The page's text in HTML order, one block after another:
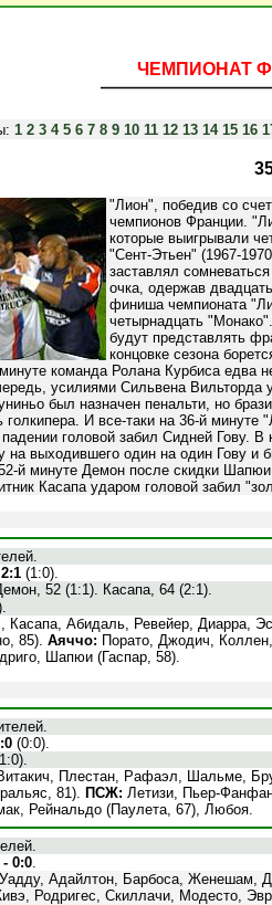
ЧЕМПИОНАТ
1 2 3 4 5 6 7 8 9 10 11 12 13 14 15 16
"Лион", победив со
чемпионов Франции.
которые выигрывали
"Сент-Этьен" (1967-
заставлял
очка, одержав
финиша чемпионата
четырнадцать
будут представлять
концовке сезона
команда Ролана Курбиса едва
усилиями Сильвена Вильторда
был назначен пенальти, но
голкипера. И все-таки на 36-й
головой забил Сидней Гову.
на выходившего один на один Гову
й минуте Демон после скидки
Касапа ударом головой забил
(1:0).
52 (1:1). Касапа, 64 (2:1).
Касапа, Абидаль, Ревейер, Диарра,
85). Аяччо: Порато, Джодич,
Шапюи (Гаспар, 58).
(0:0).
Плестан, Рафаэл, Шальме,
81). ПСЖ: Летизи, Пьер-
Рейнальдо (Паулета, 67), Любоя.
0:0.
Адайлтон, Барбоса, Женешам,
Родригес, Скиллачи, Модесто,